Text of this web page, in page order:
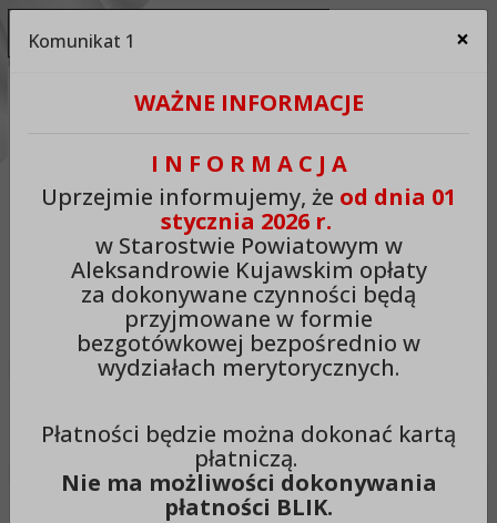
Ukryj panel ułatwień dostępu
A++ Zmień odstęp między literami
Zmień interlinię i margines
Czytaj odnośniki Czytaj tekst
Aleksandrowie Kujawskim
Komunikat 1 ×
WAŻNE INFORMACJE
I N F O R M A C J A
Uprzejmie informujemy, że od dnia 01
stycznia 2026 r.
w Starostwie Powiatowym w
Aleksandrowie Kujawskim opłaty
za dokonywane czynności będą
przyjmowane w formie
bezgotówkowej bezpośrednio w
wydziałach merytorycznych.
Płatności będzie można dokonać kartą
płatniczą.
Nie ma możliwości dokonywania
płatności BLIK.